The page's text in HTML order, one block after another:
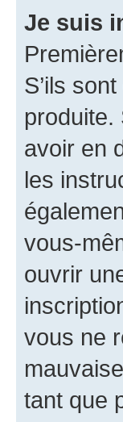
Je suis
S’ils
produite.
avoir en
les
vous-
ouvrir
vous ne
tant que